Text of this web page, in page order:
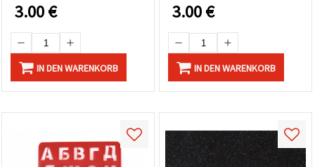
3.00€
IN DEN WARENKORB
3.00€
IN DEN WARENKORB